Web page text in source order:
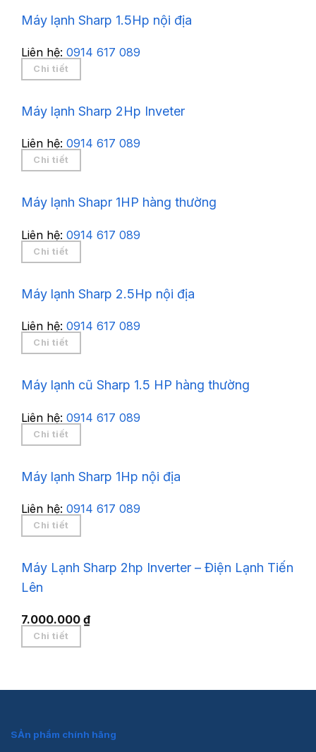
Máy lạnh Sharp 1.5Hp nội địa
Liên hệ: 0914 617 089
Chi tiết
Máy lạnh Sharp 2Hp Inveter
Liên hệ: 0914 617 089
Chi tiết
Máy lạnh Shapr 1HP hàng thường
Liên hệ: 0914 617 089
Chi tiết
Máy lạnh Sharp 2.5Hp nội địa
Liên hệ: 0914 617 089
Chi tiết
Máy lạnh cũ Sharp 1.5 HP hàng thường
Liên hệ: 0914 617 089
Chi tiết
Máy lạnh Sharp 1Hp nội địa
Liên hệ: 0914 617 089
Chi tiết
Máy Lạnh Sharp 2hp Inverter – Điện Lạnh Tiến
Lên
7.000.000 ₫
Chi tiết
SẢn phẩm chính hãng